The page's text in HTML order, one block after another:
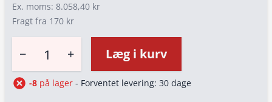
Ex. moms: 8.058,40 kr
Fragt fra 170 kr
− + Læg i kurv
-8 på lager - Forventet levering: 30 dage